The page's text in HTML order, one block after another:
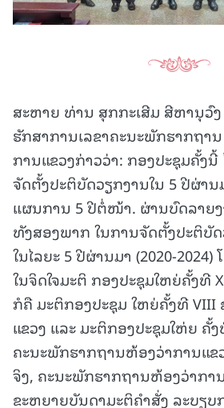
ສະຫາຍ ທ່ານ ສຸກກະເສີມ ສີຫານຸວົ
ຮັກສາການເລຂາຄະນະພັກຮາກຖ
ການແຂວງກ່າວວ່າ: ກອງປະຊຸມຄັ້ງ
ຈັດຕັ້ງປະຕິບັດວຽກງານໃນ 5 ປີຜ່າ
ແຜນການ 5 ປີຕໍ່ໜ້າ. ຜ່ານບົດລາຍງ
ທັງສອງພາກ ໃນການຈັດຕັ້ງປະຕິບັ
ໃນໄລຍະ 5 ປີຜ່ານມາ (2020-
ໃນຈິດໃຈມະຕິ ກອງປະຊຸມໃຫຍ່ຄັ້ງທີ
ກໍຄື ມະຕິກອງປະຊຸມ ໃຫຍ່ຄັ້ງທີ VIII
ແຂວງ ແລະ ມະຕິກອງປະຊຸມໃຫ່ຍ ຄັ້
ຄະນະພັກຮາກຖານຫ້ອງວ່າການແຂ
ຈິງ, ຄະນະພັກຮາກຖານຫ້ອງວ່າການ
ຂະຫຍາຍບັນດາມະຕິຄໍາສັ່ງ ລະບຽ